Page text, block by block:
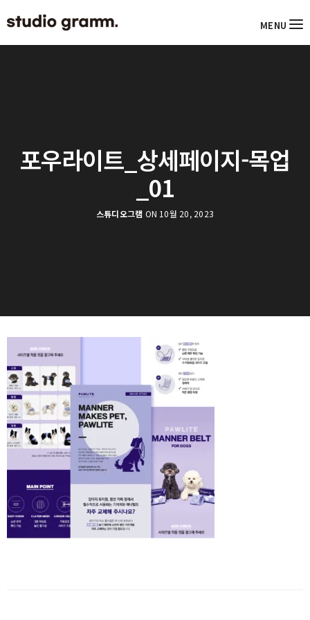
MENU
포우라이트_상세페이지-목업
_01
스튜디오그램 ON 10월 20, 2023